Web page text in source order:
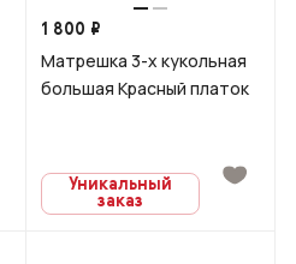
1 800 ₽
Матрешка 3-х кукольная
большая Красный платок
Уникальный
заказ